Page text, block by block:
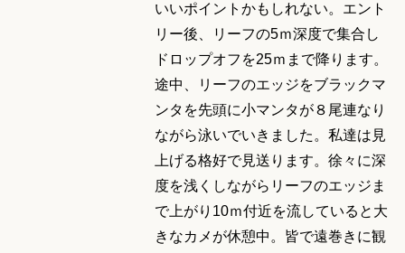
いいポイントかもしれない。エント
リー後、リーフの5ｍ深度で集合し
ドロップオフを25ｍまで降ります。
途中、リーフのエッジをブラックマ
ンタを先頭に小マンタが８尾連なり
ながら泳いでいきました。私達は見
上げる格好で見送ります。徐々に深
度を浅くしながらリーフのエッジま
で上がり10ｍ付近を流していると大
きなカメが休憩中。皆で遠巻きに観